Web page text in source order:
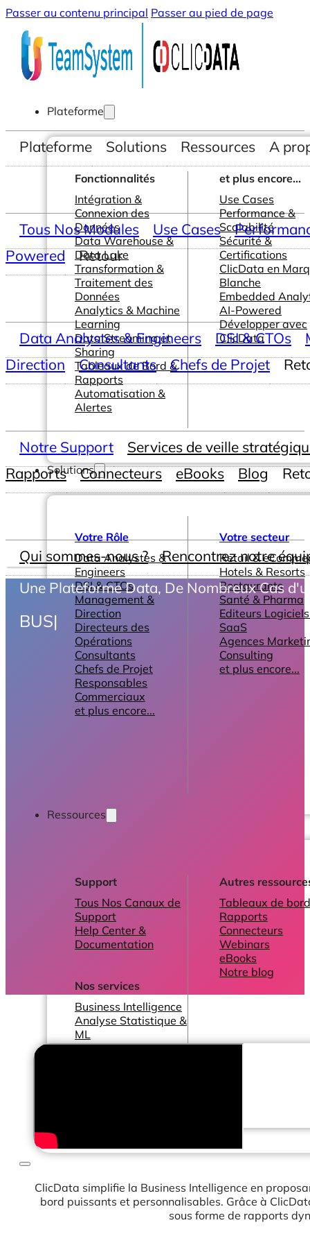
Passer au contenu principal Passer au pied de page
Plateforme
Fonctionnalités
Intégration &
Connexion des
Données
Data Warehouse &
Data Lake
Transformation &
Traitement des
Données
Analytics & Machine
Learning
Data Streaming et
Sharing
Tableaux de Bord &
Rapports
Automatisation &
Alertes
et plus encore...
Use Cases
Performance &
Scalabilité
Sécurité &
Certifications
ClicData en
Blanche
Embedded
AI-Powered
Développer avec
ClicData
Solutions
Votre Rôle
Data Analystes &
Engineers
DSI & CTOs
Management &
Direction
Directeurs des
Opérations
Consultants
Chefs de Projet
Responsables
Commerciaux
et plus encore...
Votre secteur
Retail &
Hotels & Resorts
Restaurants
Santé & Pharma
Editeurs
SaaS
Agences
Consulting
et plus encore...
Ressources
Support
Tous Nos Canaux de
Support
Help Center &
Documentation
Nos services
Business Intelligence
Analyse Statistique &
ML
Autres
Tableaux de
Rapports
Connecteurs
Webinars
eBooks
Notre blog
Plans
Plateforme Solutions Ressources A
Tous Nos Modules Use Cases
Powered
Retour
Data Analystes & Engineers DSI & CTOs
Direction
Consultants Chefs de Projet
Notre Support
Services de veille
Rapports
Connecteurs eBooks Blog
Qui sommes-nous ?
Rencontrez notre
Une Plateforme Data, De Nombreux Cas
BUSINESS INTELLIG
ClicData simplifie la Business Intelligence en
bord puissants et personnalisables. Grâce à
sous forme de rapports